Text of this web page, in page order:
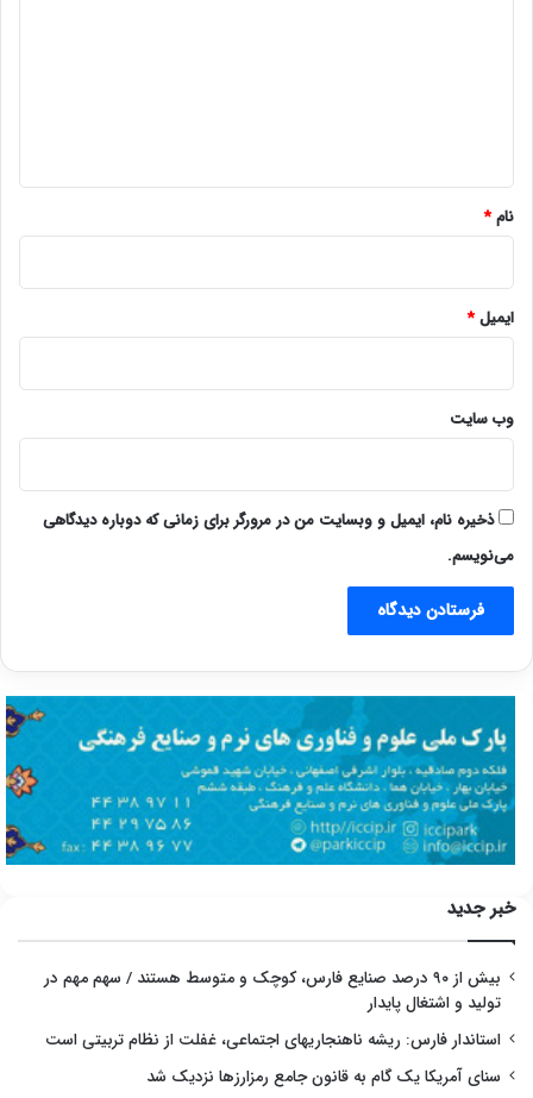
نام*
ایمیل*
وب‌ سایت
ذخیره نام، ایمیل و وبسایت من در مرورگر برای زمانی که دوباره دیدگاهی
می‌نویسم.
خبر جدید
بیش از ۹۰ درصد صنایع فارس، کوچک و متوسط هستند / سهم مهم در
تولید و اشتغال پایدار
استاندار فارس: ریشه ناهنجاریهای اجتماعی، غفلت از نظام تربیتی است
سنای آمریکا یک گام به قانون جامع رمزارزها نزدیک شد